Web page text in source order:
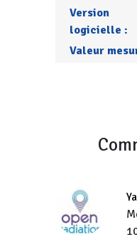
Version
logicielle :
Valeur